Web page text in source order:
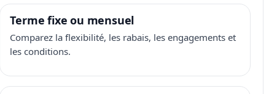
Terme fixe ou mensuel
Comparez la flexibilité, les rabais, les engagements et
les conditions.